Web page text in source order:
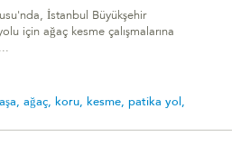
İstanbul Büyükşehir
için ağaç kesme çalışmalarına
ağaç, koru, kesme, patika yol,